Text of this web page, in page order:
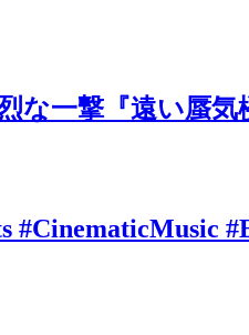
な一撃『遠い蜃気
#CinematicMusic